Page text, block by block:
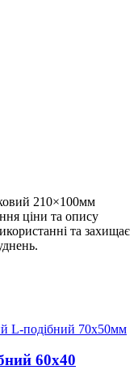
210×100мм
ціни та опису
та захищає
60х40